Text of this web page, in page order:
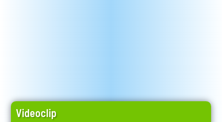
Videoclip